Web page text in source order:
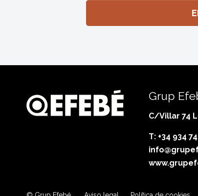
Grup
C/Villar 74
T: +34 934